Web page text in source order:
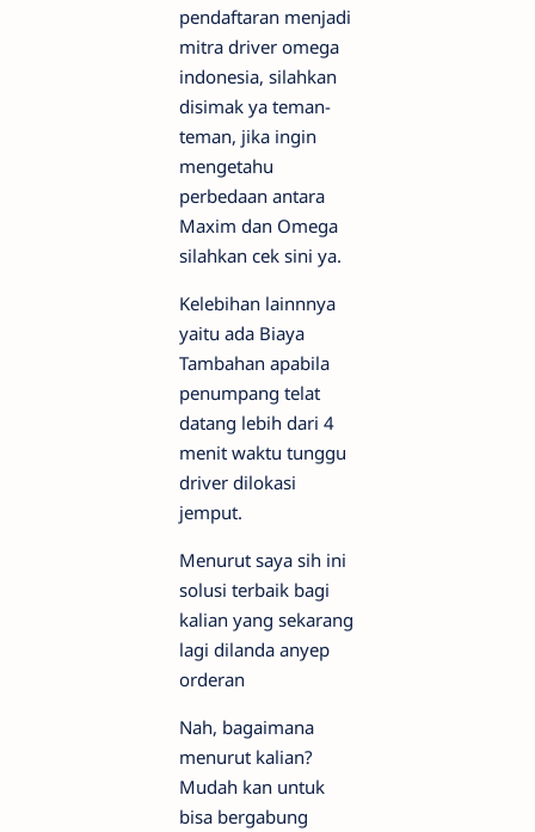
pendaftaran menjadi
mitra driver omega
indonesia, silahkan
disimak ya teman-
teman, jika ingin
mengetahu
perbedaan antara
Maxim dan Omega
silahkan cek sini ya.
Kelebihan lainnnya
yaitu ada Biaya
Tambahan apabila
penumpang telat
datang lebih dari 4
menit waktu tunggu
driver dilokasi
jemput.
Menurut saya sih ini
solusi terbaik bagi
kalian yang sekarang
lagi dilanda anyep
orderan
Nah, bagaimana
menurut kalian?
Mudah kan untuk
bisa bergabung